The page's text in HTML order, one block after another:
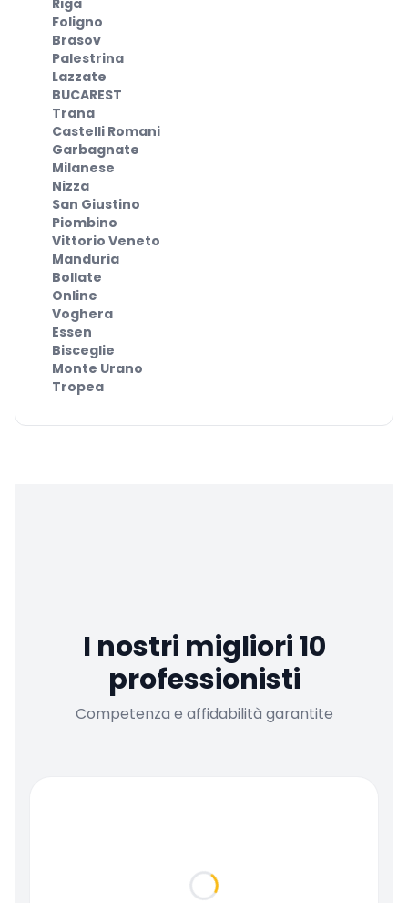
Riga
Foligno
Brasov
Palestrina
Lazzate
BUCAREST
Trana
Castelli Romani
Garbagnate
Milanese
Nizza
San Giustino
Piombino
Vittorio Veneto
Manduria
Bollate
Online
Voghera
Essen
Bisceglie
Monte Urano
Tropea
I nostri migliori 10
professionisti
Competenza e affidabilità garantite
Loading...